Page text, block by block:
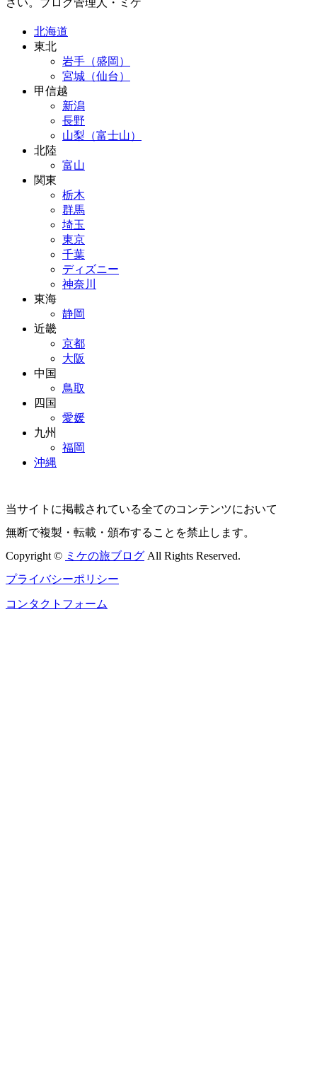
北海道
東北
岩手（盛岡）
宮城（仙台）
甲信越
新潟
長野
山梨（富士山）
北陸
富山
関東
栃木
群馬
埼玉
東京
千葉
ディズニー
神奈川
東海
静岡
近畿
京都
大阪
中国
鳥取
四国
愛媛
九州
福岡
沖縄
当サイトに掲載されている全てのコンテンツにおいて
無断で複製・転載・頒布することを禁止します。
Copyright © ミケの旅ブログ All Rights Reserved.
プライバシーポリシー
コンタクトフォーム